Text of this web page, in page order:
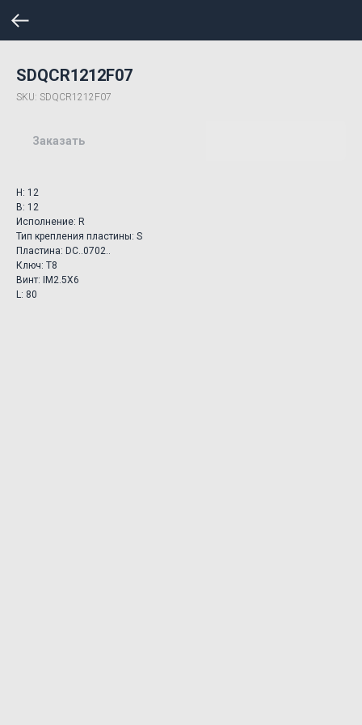
SDQCR1212F07
SKU: SDQCR1212F07
Заказать
H: 12
B: 12
Исполнение: R
Тип крепления пластины: S
Пластина: DC..0702..
Ключ: T8
Винт: IM2.5X6
L: 80